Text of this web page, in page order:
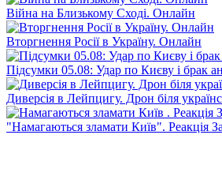
Війна на Близькому Сході. Онлайн
Вторгнення Росії в Україну. Онлайн
Підсумки 05.08: Удар по Києву і брак
Диверсія в Лейпцигу. Дрон біля
"Намагаються зламати Київ". Реакція